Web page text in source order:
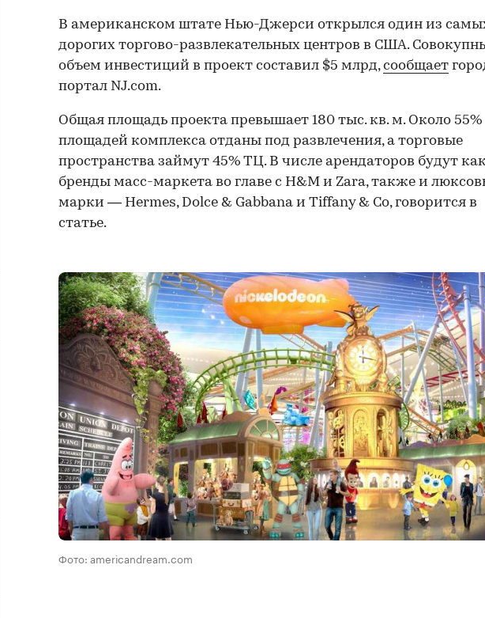
В американском штате Нью-Джерси открылся один из
дорогих торгово-развлекательных центров в США.
объем инвестиций в проект составил $5 млрд,сообщает
портал NJ.com.
Общая площадь проекта превышает 180 тыс. кв. м. Около 55%
площадей комплекса отданы под развлечения, а торговые
пространства займут 45% ТЦ. В числе арендаторов будут
бренды масс-маркета во главе с H&M и Zara, также и
марки — Hermes, Dolce & Gabbana и Tiffany & Co, говорится в
статье.
Фото: americandream.com